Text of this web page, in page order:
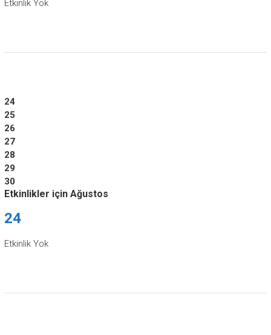
Etkinlik Yok
24
25
26
27
28
29
30
Etkinlikler için Ağustos
24
Etkinlik Yok